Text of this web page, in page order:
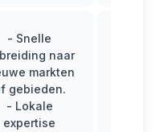
- Snelle
naar
markten
gebieden.
- Lokale
expertise